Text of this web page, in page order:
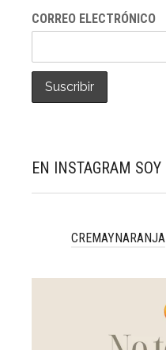
CORREO ELECTRÓNICO
EN INSTAGRAM SOY
CREMAYNARANJA